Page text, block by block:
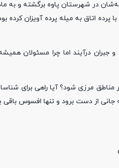
در شهرستان پاوه برگشته و به
اتاق به میله پرده آویزان کرده
جبران درآیند اما چرا مسئولان
مناطق مرزی شود؟ آیا راهی برای
جانی از دست برود و تنها افسوس باقی